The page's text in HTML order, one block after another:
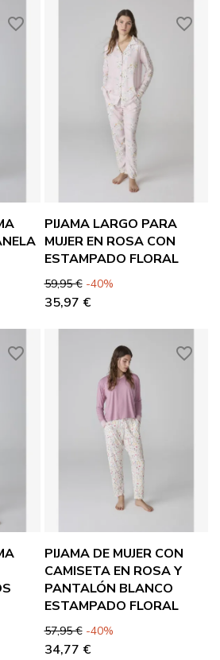
favorite_border
PIJAMA LARGO PARA
MUJER EN ROSA CON
ESTAMPADO FLORAL
Precio base
59,95 € Precio
-40%
35,97 €
favorite_border
favorite_border
PIJAMA DE MUJER CON
CAMISETA EN ROSA Y
PANTALÓN BLANCO
ESTAMPADO FLORAL
Precio base
57,95 € Precio
-40%
34,77 €
favorite_border